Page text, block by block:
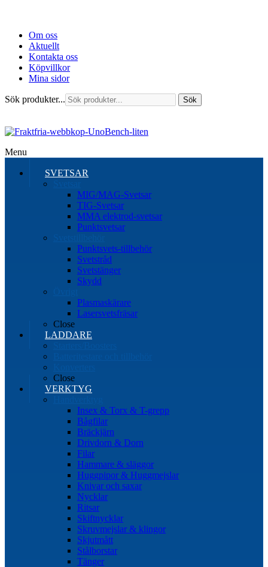
Om oss
Aktuellt
Kontakta oss
Köpvillkor
Mina sidor
Sök produkter... Sök
Menu
SVETSAR
MIG/MAG-Svetsar
TIG-Svetsar
MMA elektrod-svetsar
Punktsvetsar
Punktsvets-tillbehör
Svetstråd
Svetstänger
Skydd
Plasmaskärare
Lasersvetsfräsar
Close
LADDARE
Close
VERKTYG
Insex & Torx & T-grepp
Bågfilar
Bräckjärn
Drivdorn & Dorn
Filar
Hammare & släggor
Huggpipor & Huggmejslar
Knivar och saxar
Nycklar
Ritsar
Skiftnycklar
Skruvmejslar & klingor
Skjutmått
Stålborstar
Tänger